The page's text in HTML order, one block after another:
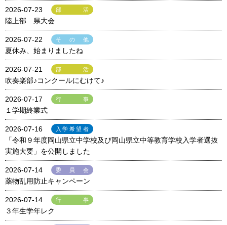
2026-07-23 部活
陸上部 県大会
2026-07-22 その他
夏休み、始まりましたね
2026-07-21 部活
吹奏楽部♪コンクールにむけて♪
2026-07-17 行事
１学期終業式
2026-07-16 入学希望者
「令和９年度岡山県立中学校及び岡山県立中等教育学校入学者選抜
実施大要」を公開しました
2026-07-14 委員会
薬物乱用防止キャンペーン
2026-07-14 行事
３年生学年レク